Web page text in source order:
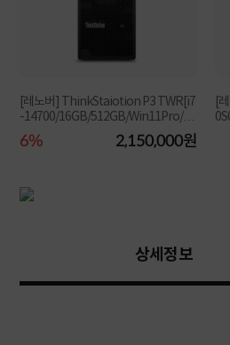
[레노버] ThinkStaiotion P3 TWR[i7
-14700/16GB/512GB/Win11Pro/3Y
R/D] [기본제품]
6% 2,150,000원
[
상세정보